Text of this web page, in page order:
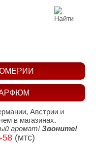
Австрии и
в магазинах.
аромат! Звоните!
58(мтс)